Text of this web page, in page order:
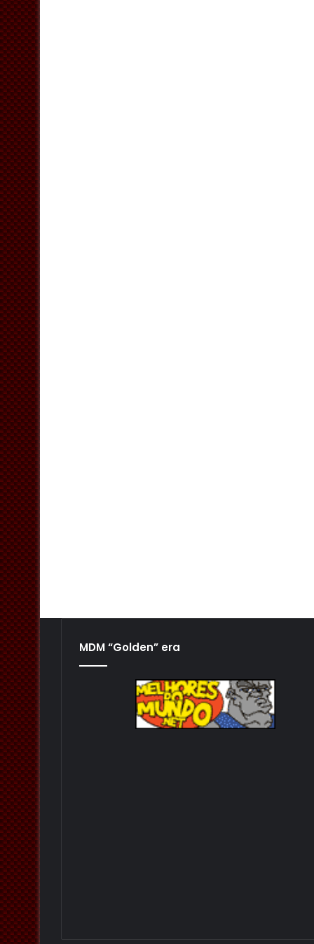
MDM “Golden” era